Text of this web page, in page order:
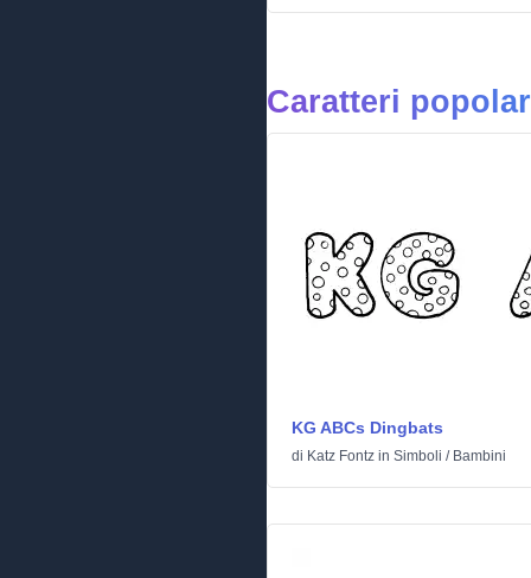
Caratteri
KG ABCs Dingbats
di Katz Fontz in Simboli / Bambini